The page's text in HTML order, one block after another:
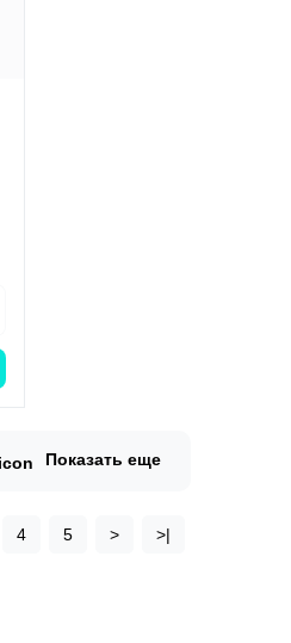
Показать еще
4 5 > >|